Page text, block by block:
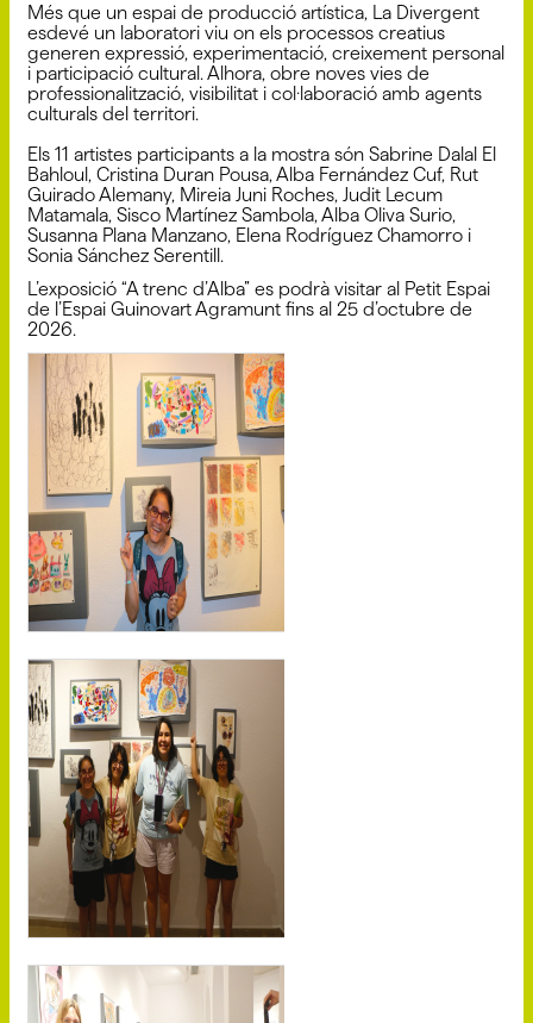
Més que un espai de producció artística, La Divergent
esdevé un laboratori viu on els processos creatius
generen expressió, experimentació, creixement personal
i participació cultural. Alhora, obre noves vies de
professionalització, visibilitat i col·laboració amb agents
culturals del territori.
Els 11 artistes participants a la mostra són Sabrine Dalal El
Bahloul, Cristina Duran Pousa, Alba Fernández Cuf, Rut
Guirado Alemany, Mireia Juni Roches, Judit Lecum
Matamala, Sisco Martínez Sambola, Alba Oliva Surio,
Susanna Plana Manzano, Elena Rodríguez Chamorro i
Sonia Sánchez Serentill.
L’exposició “A trenc d’Alba” es podrà visitar al Petit Espai
de l’Espai Guinovart Agramunt fins al 25 d’octubre de
2026.